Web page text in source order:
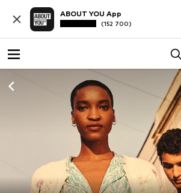
ABOUT YOU App
(152 700)